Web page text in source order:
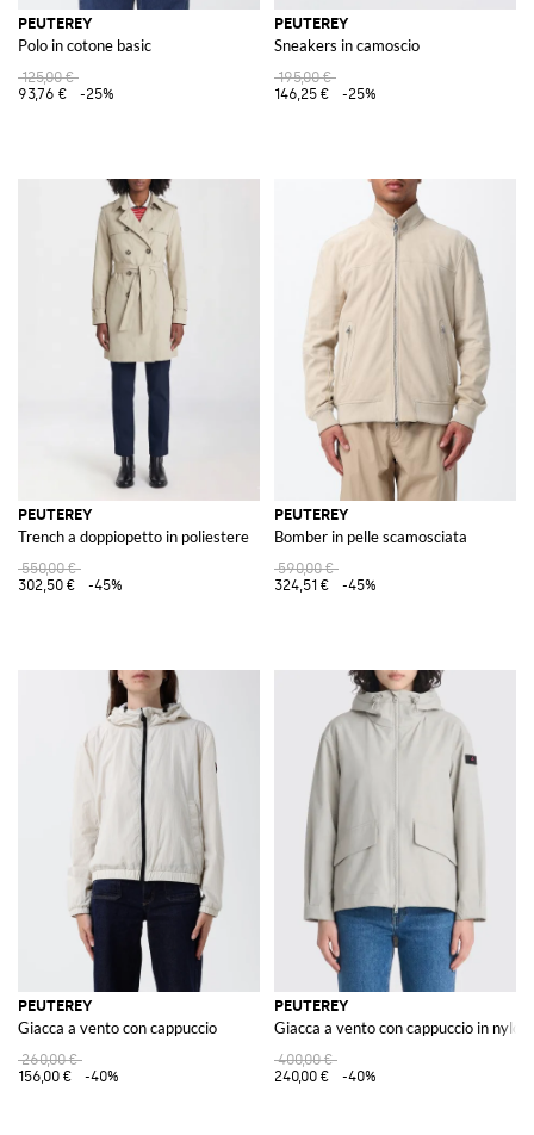
PEUTEREY
Polo in cotone basic
125,00 €
93,76 €
-25%
PEUTEREY
Sneakers in camoscio
195,00 €
146,25 €
-25%
PEUTEREY
Trench a doppiopetto in poliestere
550,00 €
302,50 €
-45%
PEUTEREY
Bomber in pelle scamosciata
590,00 €
324,51 €
-45%
PEUTEREY
Giacca a vento con cappuccio
260,00 €
156,00 €
-40%
PEUTEREY
Giacca a vento con cappuccio in nylon
400,00 €
240,00 €
-40%